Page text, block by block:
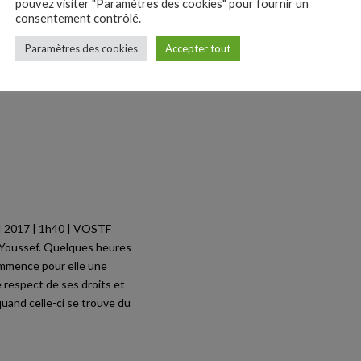
cabinet de psychanalyse
la Révolution, la
Outre l’accueil
qu’il lui
2017 | 1h40 | VOSTF
Quelques heures
pour elle une
respect de ses droits et
celle-ci se trouve du
pouvez visiter "Paramètres des cookies" pour fournir un
consentement contrôlé.
Paramètres des cookies Accepter tout